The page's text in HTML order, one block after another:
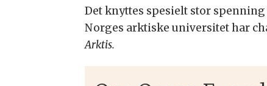
Det knyttes spesielt stor
Norges arktiske universitet har
Arktis.